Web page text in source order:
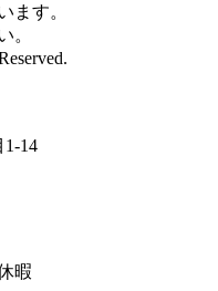
ます。
。
14
暇